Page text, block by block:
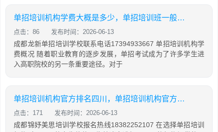
单招培训机构学费大概是多少，单招培训班一般多少钱
点击：86 发布时间：2026-06-13
成都龙新单招培训学校联系电话17394933667 单招培训机构学
费概况 随着职业教育的逐步发展，单招考试成为了许多学生进
入高职院校的另一条重要途径。对于
单招培训机构官方排名四川，单招培训机构官方排名四川有哪些
点击：171 发布时间：2026-06-13
成都锦妤美思培训学校报名热线18382252107 在选择单招培训